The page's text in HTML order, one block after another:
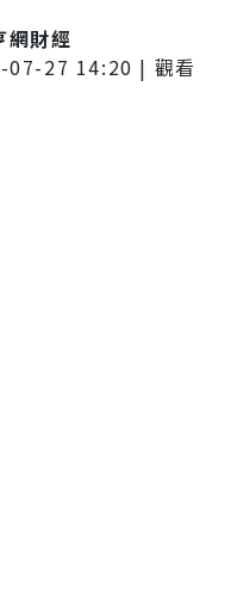
網財經
07-27 14:20 | 觀看